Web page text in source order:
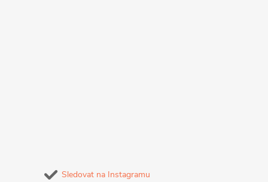
Sledovat na Instagramu